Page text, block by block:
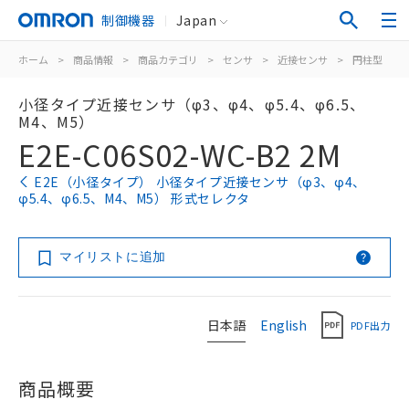
制御機器 Japan
ホーム > 商品情報 > 商品カテゴリ > センサ > 近接センサ > 円柱型
小径タイプ近接センサ（φ3、φ4、φ5.4、φ6.5、
M4、M5）
E2E-C06S02-WC-B2 2M
E2E（小径タイプ） 小径タイプ近接センサ（φ3、φ4、
φ5.4、φ6.5、M4、M5） 形式セレクタ
マイリストに追加
日本語 English PDF出力
商品概要